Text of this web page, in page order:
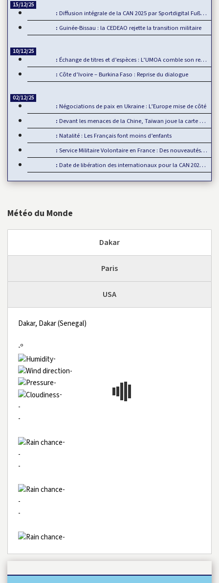
15/12/25
Diffusion intégrale de la CAN 2025 par Sportdigital Fußball, le…
Guinée-Bissau : la CEDEAO rejette la transition militaire
10/12/25
Échange de titres et d’espèces : L’UMOA comble son retard
Côte d’Ivoire – Burkina Faso : Reprise du dialogue
02/12/25
Négociations de paix en Ukraine : L’Europe mise de côté
Devant les menaces de la Chine, Taïwan joue la carte de…
Natalité : Les Français font moins d’enfants
Service Militaire Volontaire en France : Des nouveautés en 2025
Date de libération des internationaux pour la CAN 2025 : Rumeur ou…
Météo du Monde
Dakar
Paris
USA
Dakar, Dakar (Senegal)
-º
-
-
-
-
-
-
-
-
-
-
-
-
-